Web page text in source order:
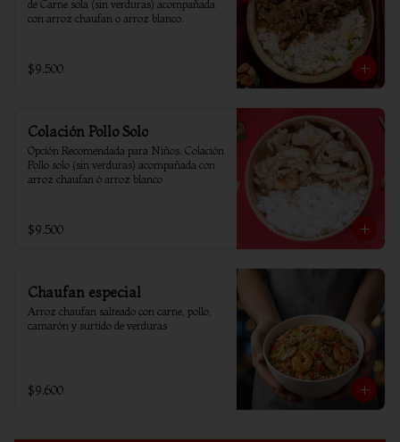
de Carne sola (sin verduras) acompañada
con arroz chaufan o arroz blanco.
$9.500
Colación Pollo Solo
Opción Recomendada para Niños. Colación
Pollo solo (sin verduras) acompañada con
arroz chaufan ó arroz blanco
$9.500
Chaufan especial
Arroz chaufan salteado con carne, pollo,
camarón y surtido de verduras
$9.600